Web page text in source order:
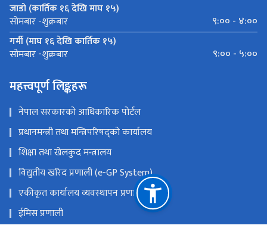
जाडो (कार्तिक १६ देखि माघ १५)
सोमबार -शुक्रबार
९:०० - ४:००
गर्मी (माघ १६ देखि कार्तिक १५)
सोमबार -शुक्रबार ९:०० - ५:००
महत्त्वपूर्ण लिङ्कहरू
नेपाल सरकारको आधिकारिक पोर्टल
प्रधानमन्त्री तथा मन्त्रिपरिषद्को कार्यालय
शिक्षा तथा खेलकुद मन्त्रालय
विद्युतीय खरिद प्रणाली (e-GP System)
एकीकृत कार्यालय व्यवस्थापन प्रणाली
ईमिस प्रणाली